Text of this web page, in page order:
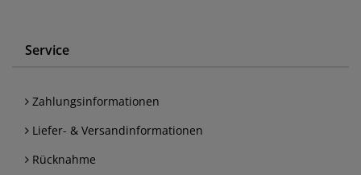
Service
Zahlungsinformationen
Liefer- & Versandinformationen
Rücknahme